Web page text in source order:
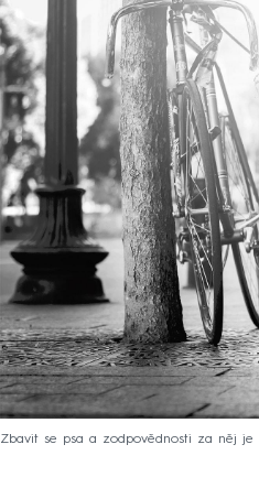
Zbavit se psa a zodpovědnosti za něj